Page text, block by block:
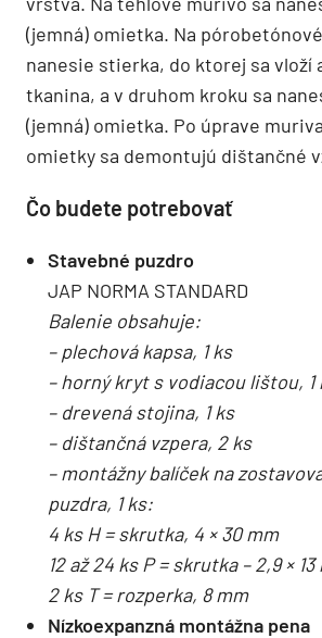
(jemná) omietka. Na
nanesie stierka, do ktorej sa vloží
tkanina, a v druhom kroku sa
(jemná) omietka. Po úprave
omietky sa demontujú dištančné
Čo budete potrebovať
Stavebné puzdro
JAP NORMA STANDARD
Balenie obsahuje:
– plechová kapsa, 1 ks
– horný kryt s vodiacou lištou, 1
– drevená stojina, 1 ks
– dištančná vzpera, 2 ks
– montážny balíček na
puzdra, 1 ks:
4 ks H = skrutka, 4 × 30 mm
12 až 24 ks P = skrutka – 2,9 × 13
2 ks T = rozperka, 8 mm
Nízkoexpanzná montážna pena